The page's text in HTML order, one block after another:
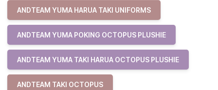
ANDTEAM YUMA HARUA TAKI UNIFORMS
ANDTEAM YUMA POKING OCTOPUS PLUSHIE
ANDTEAM YUMA TAKI HARUA OCTOPUS PLUSHIE
ANDTEAM TAKI OCTOPUS